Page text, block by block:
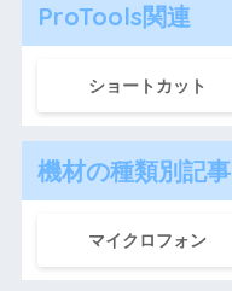
ProTools関連
ショートカット
機材の種類別記事
マイクロフォン